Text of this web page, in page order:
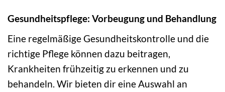
Gesundheitspflege: Vorbeugung und Behandlung
Eine regelmäßige Gesundheitskontrolle und die
richtige Pflege können dazu beitragen,
Krankheiten frühzeitig zu erkennen und zu
behandeln. Wir bieten dir eine Auswahl an